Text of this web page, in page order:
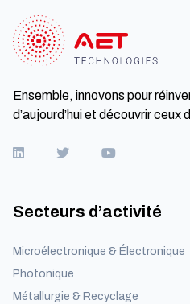
Ensemble, innovons pour
d’aujourd’hui et découvrir ceux
Secteurs d’activité
Microélectronique & Électronique
Photonique
Métallurgie & Recyclage